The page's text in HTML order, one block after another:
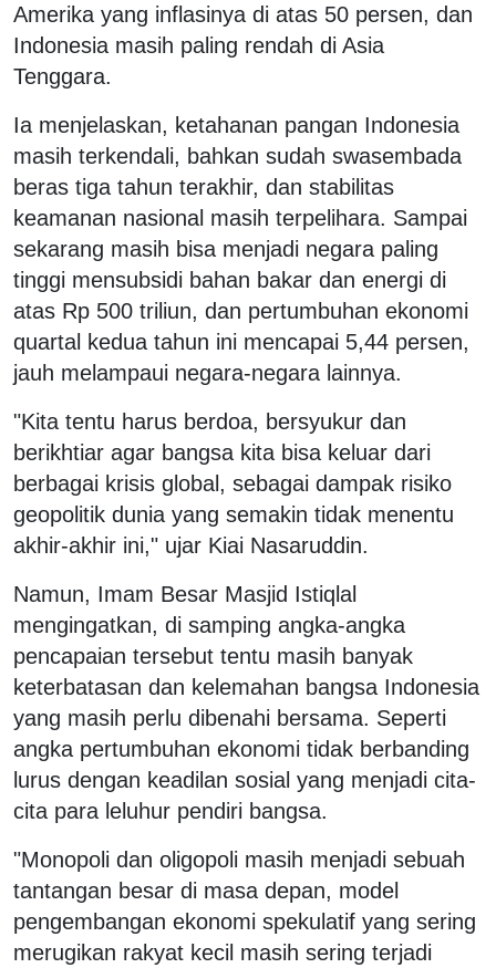
Amerika yang inflasinya di atas 50 persen, dan
Indonesia masih paling rendah di Asia
Tenggara.
Ia menjelaskan, ketahanan pangan Indonesia
masih terkendali, bahkan sudah swasembada
beras tiga tahun terakhir, dan stabilitas
keamanan nasional masih terpelihara. Sampai
sekarang masih bisa menjadi negara paling
tinggi mensubsidi bahan bakar dan energi di
atas Rp 500 triliun, dan pertumbuhan ekonomi
quartal kedua tahun ini mencapai 5,44 persen,
jauh melampaui negara-negara lainnya.
"Kita tentu harus berdoa, bersyukur dan
berikhtiar agar bangsa kita bisa keluar dari
berbagai krisis global, sebagai dampak risiko
geopolitik dunia yang semakin tidak menentu
akhir-akhir ini," ujar Kiai Nasaruddin.
Namun, Imam Besar Masjid Istiqlal
mengingatkan, di samping angka-angka
pencapaian tersebut tentu masih banyak
keterbatasan dan kelemahan bangsa Indonesia
yang masih perlu dibenahi bersama. Seperti
angka pertumbuhan ekonomi tidak berbanding
lurus dengan keadilan sosial yang menjadi cita-
cita para leluhur pendiri bangsa.
"Monopoli dan oligopoli masih menjadi sebuah
tantangan besar di masa depan, model
pengembangan ekonomi spekulatif yang sering
merugikan rakyat kecil masih sering terjadi